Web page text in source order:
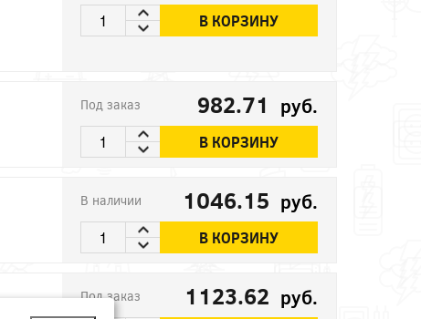
В КОРЗИНУ
Под заказ 982.71 руб.
В КОРЗИНУ
В наличии 1046.15 руб.
В КОРЗИНУ
Под заказ 1123.62 руб.